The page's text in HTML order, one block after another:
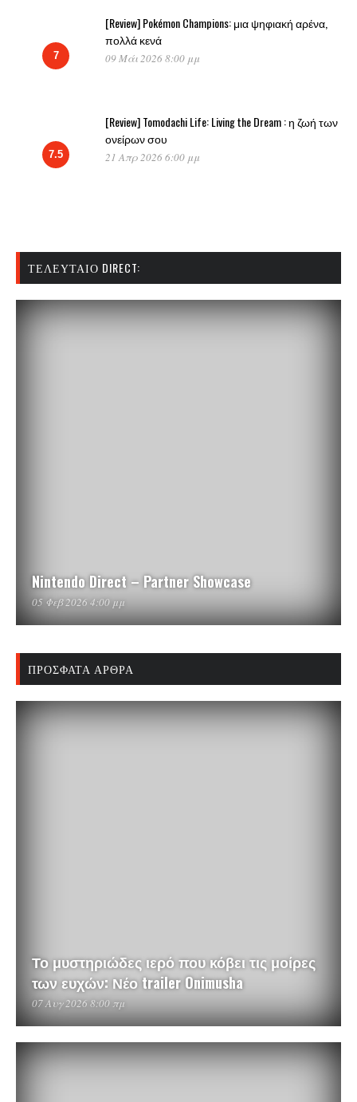
7
[Review] Pokémon Champions: μια ψηφιακή αρένα,
πολλά κενά
09 Μάι 2026 8:00 μμ
7.5
[Review] Tomodachi Life: Living the Dream : η ζωή των
ονείρων σου
21 Απρ 2026 6:00 μμ
ΤΕΛΕΥΤΑΊΟ DIRECT:
Nintendo Direct – Partner Showcase
05 Φεβ 2026 4:00 μμ
ΠΡΌΣΦΑΤΑ ΆΡΘΡΑ
Το μυστηριώδες ιερό που κόβει τις μοίρες
των ευχών: Νέο trailer Onimusha
07 Αυγ 2026 8:00 πμ